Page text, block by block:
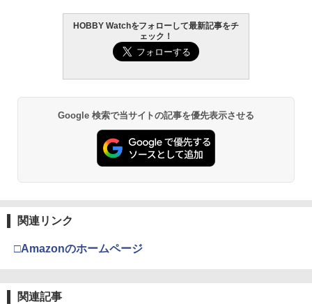
HOBBY Watchをフォローして最新記事をチ
ェック！
Google 検索で当サイトの記事を優先表示させる
関連リンク
□Amazonのホームページ
関連記事